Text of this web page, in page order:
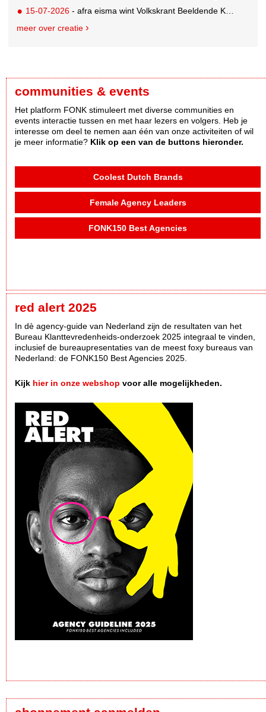
15-07-2026 - afra eisma wint Volkskrant Beeldende Kunst Publieksprijs
meer over creatie
communities & events
Het platform FONK stimuleert met diverse communities en
events interactie tussen en met haar lezers en volgers. Heb je
interesse om deel te nemen aan één van onze activiteiten of wil
je meer informatie? Klik op een van de buttons hieronder.
Coolest Dutch Brands
Female Agency Leaders
FONK150 Best Agencies
red alert 2025
In dè agency-guide van Nederland zijn de resultaten van het
Bureau Klanttevredenheids-onderzoek 2025 integraal te vinden,
inclusief de bureaupresentaties van de meest foxy bureaus van
Nederland: de FONK150 Best Agencies 2025.
Kijk hier in onze webshop voor alle mogelijkheden.